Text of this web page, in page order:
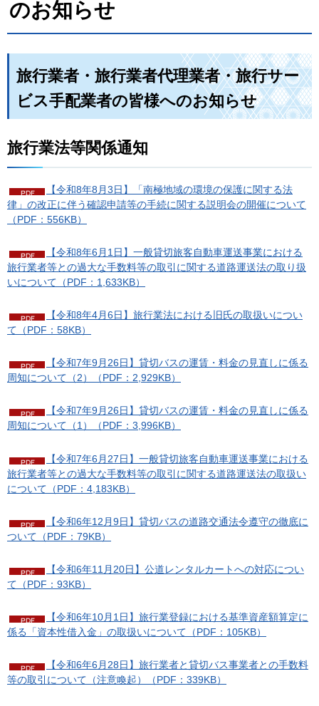
のお知らせ
旅行業者・旅行業者代理業者・旅行サー
ビス手配業者の皆様へのお知らせ
旅行業法等関係通知
【令和8年8月3日】「南極地域の環境の保護に関する法
律」の改正に伴う確認申請等の手続に関する説明会の開催について
（PDF：556KB）
【令和8年6月1日】一般貸切旅客自動車運送事業における
旅行業者等との過大な手数料等の取引に関する道路運送法の取り扱
いについて（PDF：1,633KB）
【令和8年4月6日】旅行業法における旧氏の取扱いについ
て（PDF：58KB）
【令和7年9月26日】貸切バスの運賃・料金の見直しに係る
周知について（2）（PDF：2,929KB）
【令和7年9月26日】貸切バスの運賃・料金の見直しに係る
周知について（1）（PDF：3,996KB）
【令和7年6月27日】一般貸切旅客自動車運送事業における
旅行業者等との過大な手数料等の取引に関する道路運送法の取扱い
について（PDF：4,183KB）
【令和6年12月9日】貸切バスの道路交通法令遵守の徹底に
ついて（PDF：79KB）
【令和6年11月20日】公道レンタルカートへの対応につい
て（PDF：93KB）
【令和6年10月1日】旅行業登録における基準資産額算定に
係る「資本性借入金」の取扱いについて（PDF：105KB）
【令和6年6月28日】旅行業者と貸切バス事業者との手数料
等の取引について（注意喚起）（PDF：339KB）